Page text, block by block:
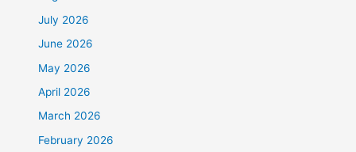
July 2026
June 2026
May 2026
April 2026
March 2026
February 2026